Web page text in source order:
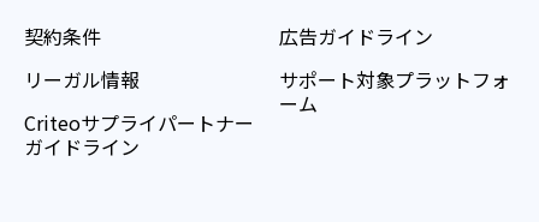
契約条件
リーガル情報
Criteoサプライパートナー
ガイドライン
広告ガイドライン
サポート対象プラットフォ
ーム